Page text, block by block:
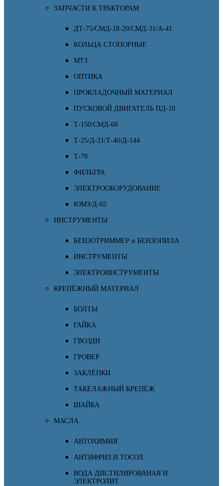
ЗАПЧАСТИ К ТРАКТОРАМ
ДТ-75/СМД-18-20/СМД-31/A-41
КОЛЬЦА СТОПОРНЫЕ
МТЗ
ОПТИКА
ПРОКЛАДОЧНЫЙ МАТЕРИАЛ
ПУСКОВОЙ ДВИГАТЕЛЬ ПД-10
Т-150/СМД-60
Т-25/Д-21/Т-40/Д-144
Т-70
ФИЛЬТРА
ЭЛЕКТРООБОРУДОВАНИЕ
ЮМЗ/Д-65
ИНСТРУМЕНТЫ
БЕНЗОТРИММЕР и БЕНЗОПИЛА
ИНСТРУМЕНТЫ
ЭЛЕКТРОИНСТРУМЕНТЫ
КРЕПЁЖНЫЙ МАТЕРИАЛ
БОЛТЫ
ГАЙКА
ГВОЗДИ
ГРОВЕР
ЗАКЛЁПКИ
ТАКЕЛАЖНЫЙ КРЕПЁЖ
ШАЙБА
МАСЛА
АВТОХИМИЯ
АНТИФРИЗ И ТОСОЛ
ВОДА ДИСТИЛИРОВАНАЯ И
ЭЛЕКТРОЛИТ